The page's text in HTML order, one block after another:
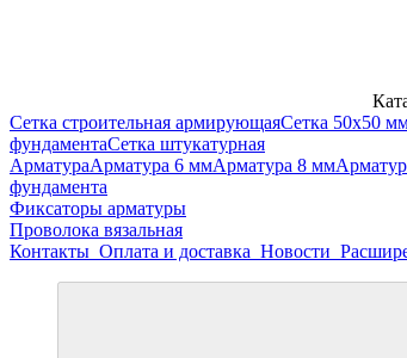
Сетка строительная армирующаяСетка 50х50
фундаментаСетка штукатурная
АрматураАрматура 6 ммАрматура 8 мм
фундамента
Фиксаторы арматуры
Проволока вязальная
Контакты Оплата и доставка Новости